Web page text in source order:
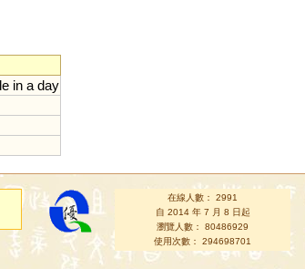
in a day
在線人數： 2991
自 2014 年 7 月 8 日起
瀏覽人數： 80486929
使用次數： 294698701